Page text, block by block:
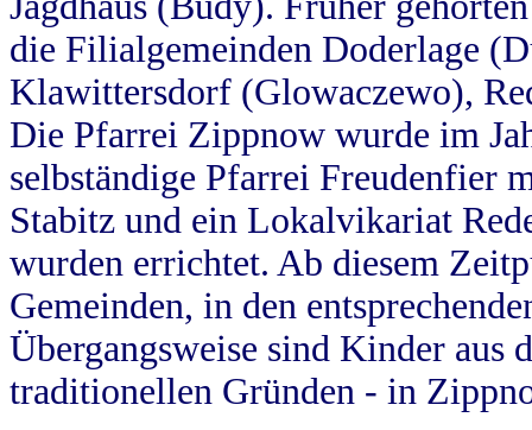
die Filialgemeinden Doderlage
Klawittersdorf (Glowaczewo),
Die Pfarrei Zippnow wurde im
selbständige Pfarrei Freudenfier
Stabitz und ein Lokalvikariat
wurden errichtet. Ab diesem
Gemeinden, in den
Übergangsweise sind Kinder aus
traditionellen Gründen - in